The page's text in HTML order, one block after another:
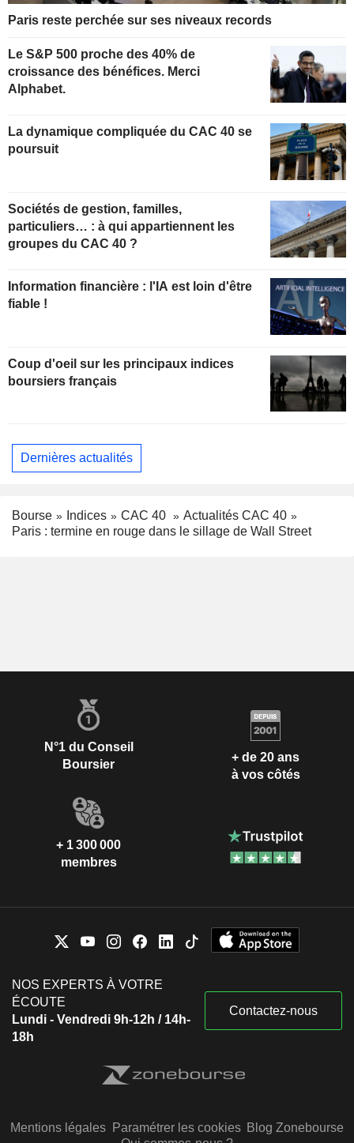
Paris reste perchée sur ses niveaux records
Le S&P 500 proche des 40% de
croissance des bénéfices. Merci
Alphabet.
La dynamique compliquée du CAC 40 se
poursuit
Sociétés de gestion, familles,
particuliers… : à qui appartiennent les
groupes du CAC 40 ?
Information financière : l'IA est loin d'être
fiable !
Coup d'oeil sur les principaux indices
boursiers français
Dernières actualités
Bourse Indices CAC 40
Actualités CAC 40
Paris : termine en rouge dans le sillage de Wall Street
N°1 du Conseil
Boursier
+ de 20 ans
à vos côtés
+ 1 300 000
membres
NOS EXPERTS À VOTRE
ÉCOUTE
Lundi - Vendredi 9h-12h / 14h-
18h
Contactez-nous
Mentions légales Paramétrer les cookies Blog Zonebourse